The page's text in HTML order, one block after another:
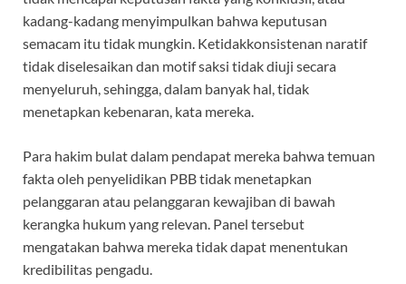
kadang-kadang menyimpulkan bahwa keputusan
semacam itu tidak mungkin. Ketidakkonsistenan naratif
tidak diselesaikan dan motif saksi tidak diuji secara
menyeluruh, sehingga, dalam banyak hal, tidak
menetapkan kebenaran, kata mereka.
Para hakim bulat dalam pendapat mereka bahwa temuan
fakta oleh penyelidikan PBB tidak menetapkan
pelanggaran atau pelanggaran kewajiban di bawah
kerangka hukum yang relevan. Panel tersebut
mengatakan bahwa mereka tidak dapat menentukan
kredibilitas pengadu.